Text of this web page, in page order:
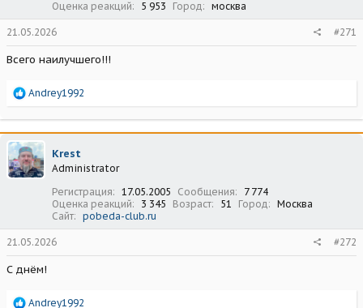
Оценка реакций
5 953 Город москва
21.05.2026 #271
Всего наилучшего!!!
Р
а
к
ц
и
и
Andrey1992
Krest
Administrator
Регистрация
17.05.2005 Сообщения
7 774
Оценка реакций
3 345 Возраст 51 Город
Москва
Сайт
pobeda-club.ru
21.05.2026 #272
С днём!
Р
Andrey1992